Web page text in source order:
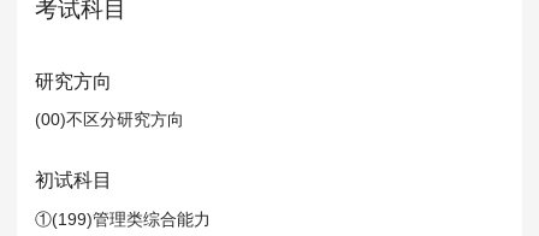
考试真题
院校库 考试报名
考试真题
报考经验
考试科目
研究方向
(00)不区分研究方向
初试科目
①(199)管理类综合能力